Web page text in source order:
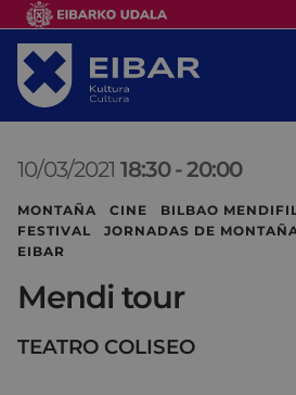
10/03/2021 18:30 -20:00
MONTAÑA CINE BILBAO
FESTIVAL JORNADAS DE
EIBAR
Mendi tour
TEATRO COLISEO